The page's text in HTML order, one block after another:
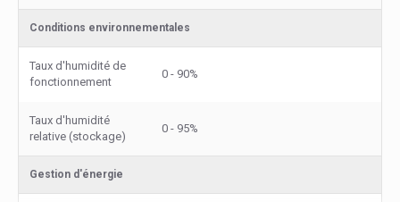
Conditions environnementales
Taux d'humidité de
fonctionnement
0 - 90%
Taux d'humidité
relative (stockage)
0 - 95%
Gestion d'énergie